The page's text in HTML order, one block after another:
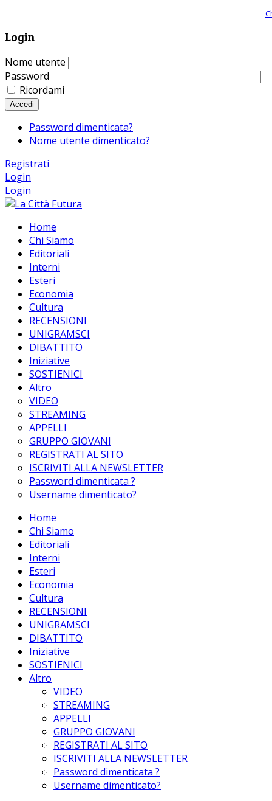
Login
Nome utente
Password
Ricordami
Accedi
Password dimenticata?
Nome utente dimenticato?
Registrati
Login
Login
Home
Chi Siamo
Editoriali
Interni
Esteri
Economia
Cultura
RECENSIONI
UNIGRAMSCI
DIBATTITO
Iniziative
SOSTIENICI
Altro
VIDEO
STREAMING
APPELLI
GRUPPO GIOVANI
REGISTRATI AL SITO
ISCRIVITI ALLA NEWSLETTER
Password dimenticata ?
Username dimenticato?
Home
Chi Siamo
Editoriali
Interni
Esteri
Economia
Cultura
RECENSIONI
UNIGRAMSCI
DIBATTITO
Iniziative
SOSTIENICI
Altro
VIDEO
STREAMING
APPELLI
GRUPPO GIOVANI
REGISTRATI AL SITO
ISCRIVITI ALLA NEWSLETTER
Password dimenticata ?
Username dimenticato?